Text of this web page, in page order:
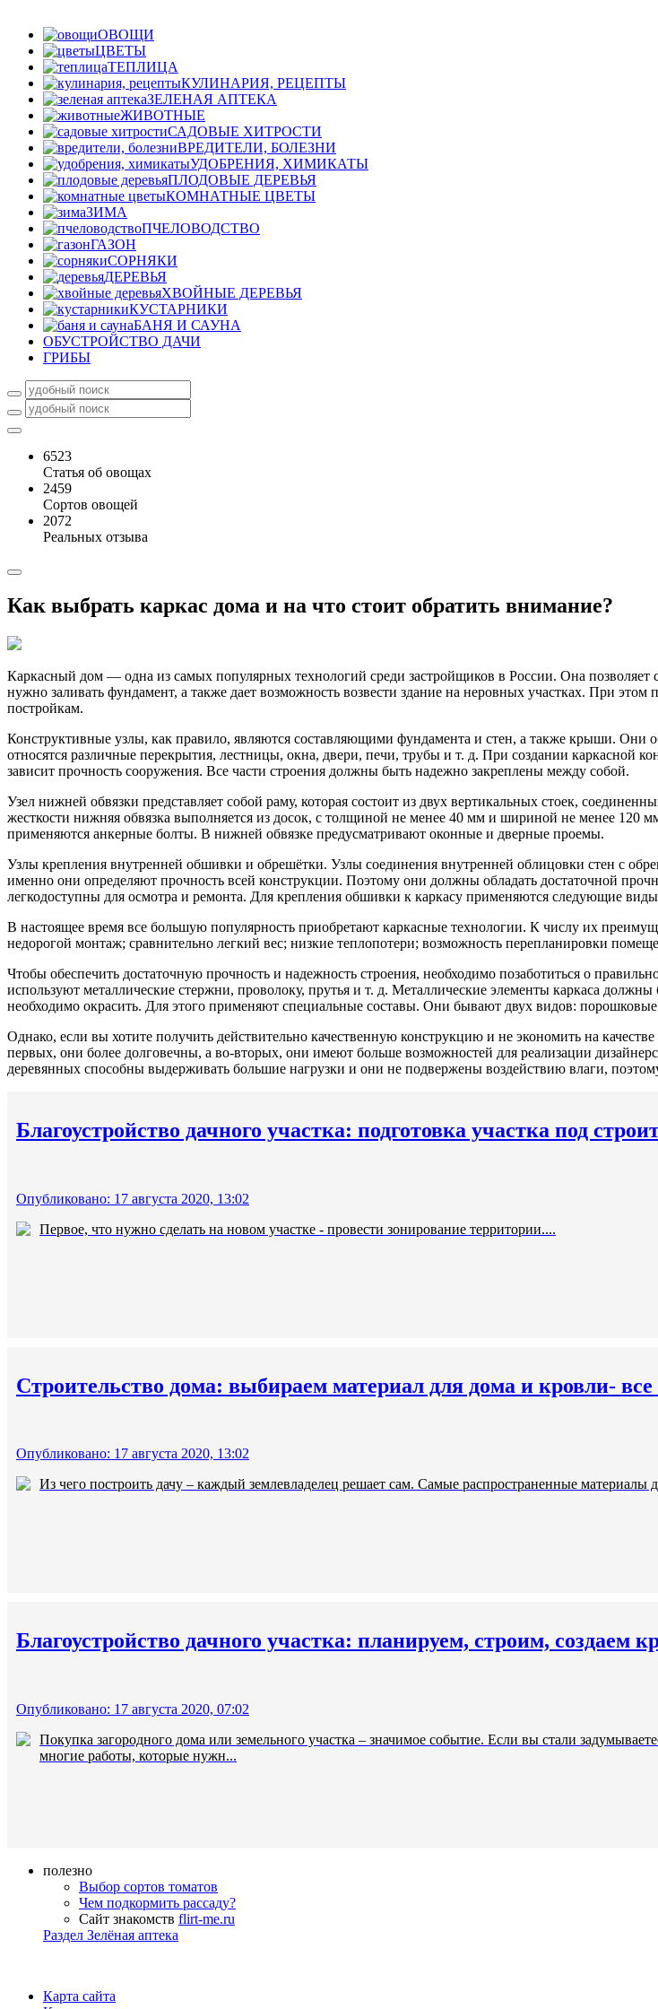
ОВОЩИ
ЦВЕТЫ
ТЕПЛИЦА
КУЛИНАРИЯ, РЕЦЕПТЫ
ЗЕЛЕНАЯ АПТЕКА
ЖИВОТНЫЕ
САДОВЫЕ ХИТРОСТИ
ВРЕДИТЕЛИ, БОЛЕЗНИ
УДОБРЕНИЯ, ХИМИКАТЫ
ПЛОДОВЫЕ ДЕРЕВЬЯ
КОМНАТНЫЕ ЦВЕТЫ
ЗИМА
ПЧЕЛОВОДСТВО
ГАЗОН
СОРНЯКИ
ДЕРЕВЬЯ
ХВОЙНЫЕ ДЕРЕВЬЯ
КУСТАРНИКИ
БАНЯ И САУНА
ОБУСТРОЙСТВО ДАЧИ
ГРИБЫ
6523
Статья об овощах
2459
Сортов овощей
2072
Реальных отзыва
Как выбрать каркас дома и на что стоит обратить внимание?
Каркасный дом — одна из самых популярных технологий среди застройщиков в России. Она позволяет
нужно заливать фундамент, а также дает возможность возвести здание на неровных участках. При этом
постройкам.
Конструктивные узлы, как правило, являются составляющими фундамента и стен, а также крыши. Они
относятся различные перекрытия, лестницы, окна, двери, печи, трубы и т. д. При создании каркасной
зависит прочность сооружения. Все части строения должны быть надежно закреплены между собой.
Узел нижней обвязки представляет собой раму, которая состоит из двух вертикальных стоек,
жесткости нижняя обвязка выполняется из досок, с толщиной не менее 40 мм и шириной не менее 120
применяются анкерные болты. В нижней обвязке предусматривают оконные и дверные проемы.
Узлы крепления внутренней обшивки и обрешётки. Узлы соединения внутренней облицовки стен с
именно они определяют прочность всей конструкции. Поэтому они должны обладать достаточной
легкодоступны для осмотра и ремонта. Для крепления обшивки к каркасу применяются следующие
В настоящее время все большую популярность приобретают каркасные технологии. К числу их
недорогой монтаж; сравнительно легкий вес; низкие теплопотери; возможность перепланировки
Чтобы обеспечить достаточную прочность и надежность строения, необходимо позаботиться о
используют металлические стержни, проволоку, прутья и т. д. Металлические элементы каркаса
необходимо окрасить. Для этого применяют специальные составы. Они бывают двух видов:
Однако, если вы хотите получить действительно качественную конструкцию и не экономить на
первых, они более долговечны, а во-вторых, они имеют больше возможностей для реализации
деревянных способны выдерживать большие нагрузки и они не подвержены воздействию влаги,
Благоустройство дачного участка: подготовка участка под
Опубликовано: 17 августа 2020, 13:02
Первое, что нужно сделать на новом участке - провести зонирование территории....
Строительство дома: выбираем материал для дома и кровли-
Опубликовано: 17 августа 2020, 13:02
Из чего построить дачу – каждый землевладелец решает сам. Самые распространенные материалы
Благоустройство дачного участка: планируем, строим, создаем
Опубликовано: 17 августа 2020, 07:02
Покупка загородного дома или земельного участка – значимое событие. Если вы стали
многие работы, которые нужн...
полезно
Выбор сортов томатов
Чем подкормить рассаду?
Сайт знакомств flirt-me.ru
Раздел Зелёная аптека
Карта сайта